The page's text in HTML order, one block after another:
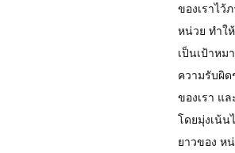
ของเราไว้
หน่วย ทำใ
เป็นเป้าหม
ความรับผิ
ของเรา แ
โดยมุ่งเน้น
ยาวของ ห